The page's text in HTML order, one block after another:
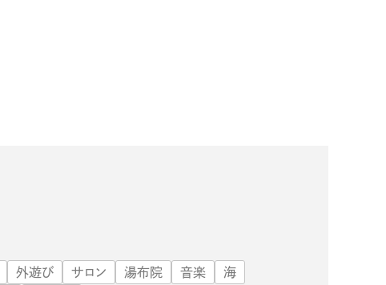
外遊び サロン 湯布院 音楽
海